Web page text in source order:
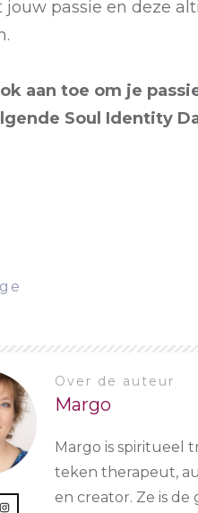
passie en deze
aan toe om je
Soul Identity
Over de auteur
Margo
Margo is spiritueel
teken therapeut,
en creator. Ze is